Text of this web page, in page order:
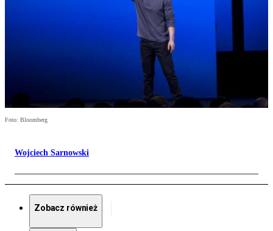
Foto: Bloomberg
Wojciech Sarnowski
Zobacz również